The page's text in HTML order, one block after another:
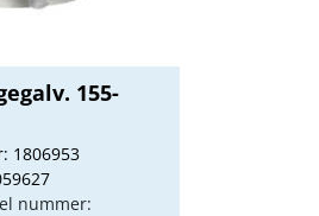
155-
1806953
nummer: